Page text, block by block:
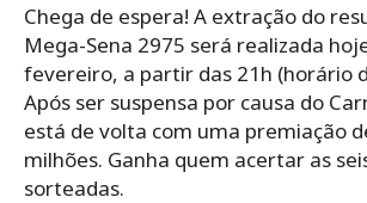
Chega de espera! A extração do
Mega-Sena 2975 será realizada
fevereiro, a partir das 21h (horário
Após ser suspensa por causa do
está de volta com uma premiação
milhões. Ganha quem acertar as
sorteadas.